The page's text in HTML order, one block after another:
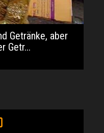
Getränke, aber
Getr...